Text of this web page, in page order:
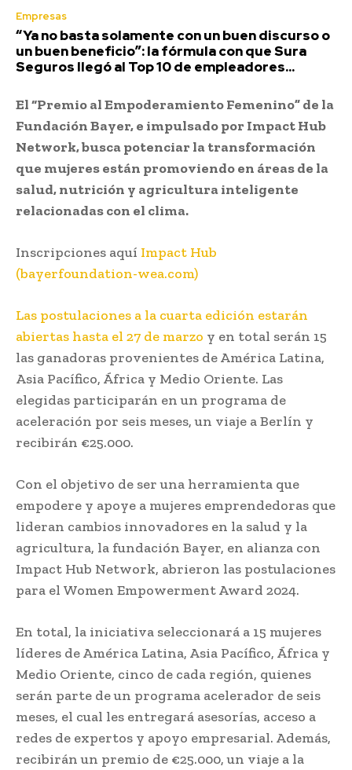
Empresas
“Ya no basta solamente con un buen discurso o
un buen beneficio”: la fórmula con que Sura
Seguros llegó al Top 10 de empleadores...
El “Premio al Empoderamiento Femenino” de la
Fundación Bayer, e impulsado por Impact Hub
Network, busca potenciar la transformación
que mujeres están promoviendo en áreas de la
salud, nutrición y agricultura inteligente
relacionadas con el clima.
Inscripciones aquí Impact Hub
(bayerfoundation-wea.com)
Las postulaciones a la cuarta edición estarán
abiertas hasta el 27 de marzo y en total serán 15
las ganadoras provenientes de América Latina,
Asia Pacífico, África y Medio Oriente. Las
elegidas participarán en un programa de
aceleración por seis meses, un viaje a Berlín y
recibirán €25.000.
Con el objetivo de ser una herramienta que
empodere y apoye a mujeres emprendedoras que
lideran cambios innovadores en la salud y la
agricultura, la fundación Bayer, en alianza con
Impact Hub Network, abrieron las postulaciones
para el Women Empowerment Award 2024.
En total, la iniciativa seleccionará a 15 mujeres
líderes de América Latina, Asia Pacífico, África y
Medio Oriente, cinco de cada región, quienes
serán parte de un programa acelerador de seis
meses, el cual les entregará asesorías, acceso a
redes de expertos y apoyo empresarial. Además,
recibirán un premio de €25.000, un viaje a la